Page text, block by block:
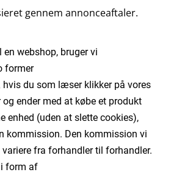
gennem annonceaftaler.
en webshop, bruger vi
former
hvis du som læser klikker på vores
ender med at købe et produkt
enhed (uden at slette cookies),
kommission. Den kommission vi
fra forhandler til forhandler.
form af